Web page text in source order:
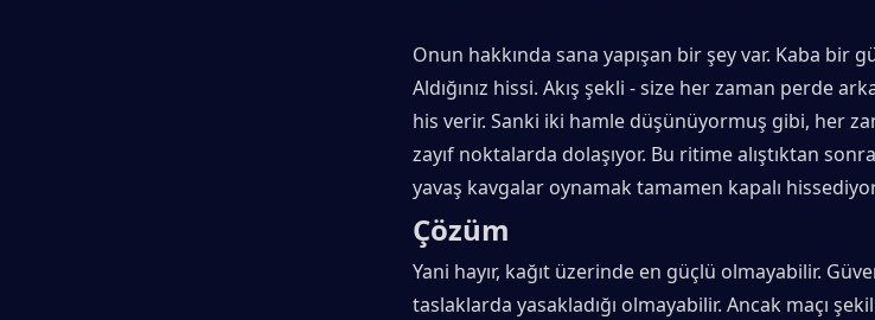
Onun hakkında sana yapışan bir şey var. Kaba bir
Aldığınız hissi. Akış şekli - size her zaman perde
his verir. Sanki iki hamle düşünüyormuş gibi, her
zayıf noktalarda dolaşıyor. Bu ritime alıştıktan
yavaş kavgalar oynamak tamamen kapalı
Çözüm
Yani hayır, kağıt üzerinde en güçlü olmayabilir.
taslaklarda yasakladığı olmayabilir. Ancak maçı